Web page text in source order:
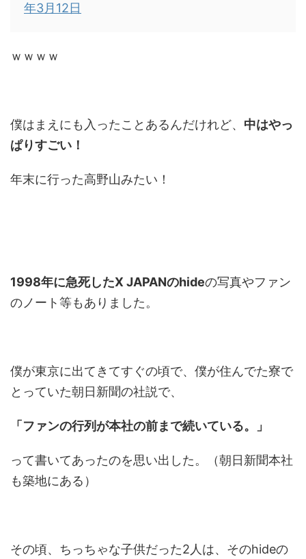
年3月12日
ｗｗｗｗ
僕はまえにも入ったことあるんだけれど、 中はやっ
ぱりすごい！
年末に行った高野山みたい！
1998年に急死したX JAPANのhideの写真やファン
のノート等もありました。
僕が東京に出てきてすぐの頃で、僕が住んでた寮で
とっていた朝日新聞の社説で、
「ファンの行列が本社の前まで続いている。」
って書いてあったのを思い出した。（朝日新聞本社
も築地にある）
その頃、ちっちゃな子供だった2人は、そのhideの